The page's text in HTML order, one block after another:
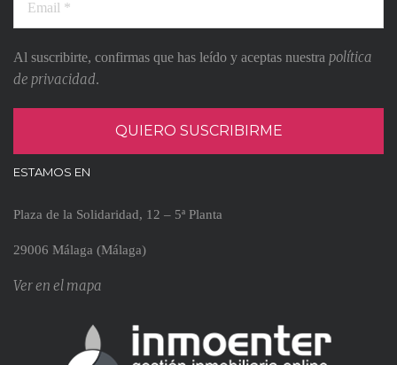
Al suscribirte, confirmas que has leído y aceptas nuestra política
de privacidad.
ESTAMOS EN
Plaza de la Solidaridad, 12 – 5ª Planta
29006 Málaga (Málaga)
Ver en el mapa